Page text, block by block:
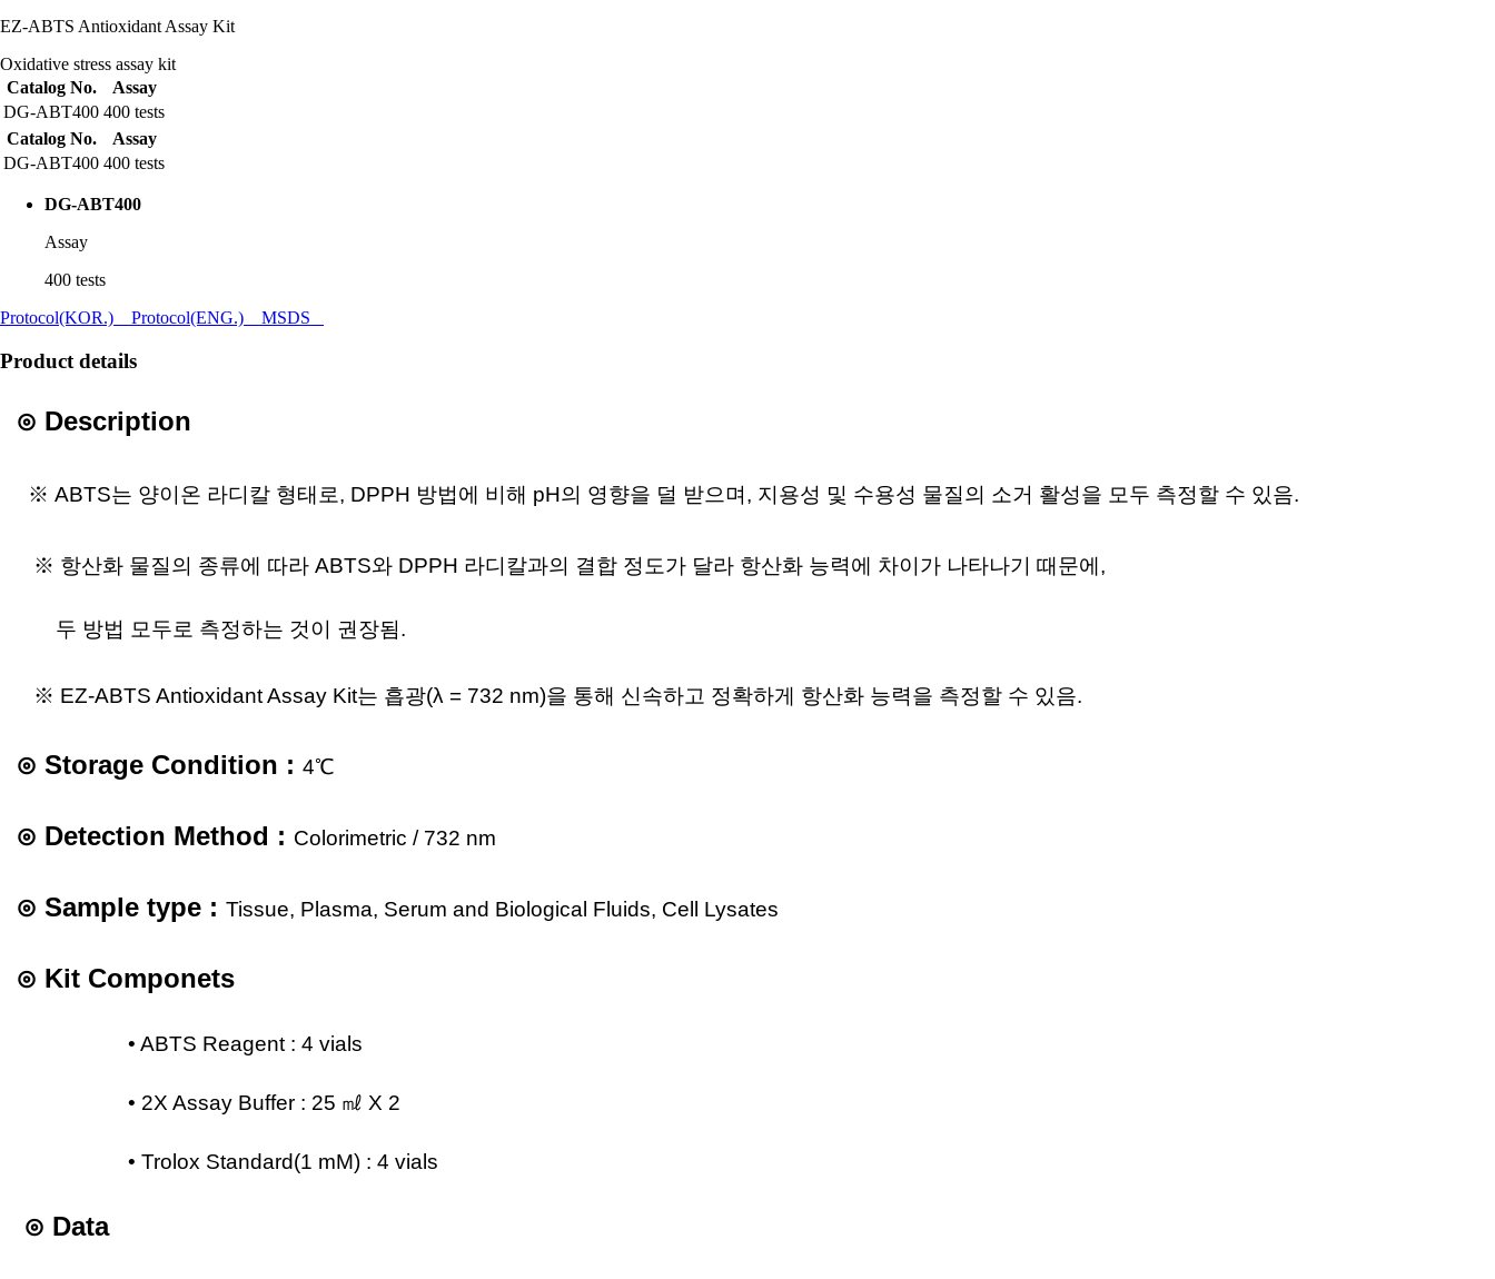
EZ-ABTS Antioxidant Assay Kit
Oxidative stress assay kit
Catalog No.
Assay
DG-ABT400 400 tests
Catalog No.
Assay
DG-ABT400 400 tests
DG-ABT400
Assay
400 tests
Protocol(KOR.)
Protocol(ENG.) MSDS
Product details
⊙ Description
※ ABTS는 양이온 라디칼 형태로, DPPH 방법에 비해 pH의 영향을 덜 받으며, 지용성 및 수용성 물질의 소거 활성을 모두 측정할 수 있음.
※ 항산화 물질의 종류에 따라 ABTS와 DPPH 라디칼과의 결합 정도가 달라 항산화 능력에 차이가 나타나기 때문에,
두 방법 모두로 측정하는 것이 권장됨.
※ EZ-ABTS Antioxidant Assay Kit는 흡광(λ = 732 nm)을 통해 신속하고 정확하게 항산화 능력을 측정할 수 있음.
⊙ Storage Condition : 4℃
⊙ Detection Method : Colorimetric / 732 nm
⊙ Sample type : Tissue, Plasma, Serum and Biological Fluids, Cell Lysates
⊙ Kit Componets
• ABTS Reagent : 4 vials
• 2X Assay Buffer : 25 ㎖ X 2
• Trolox Standard(1 mM) : 4 vials
⊙ Data